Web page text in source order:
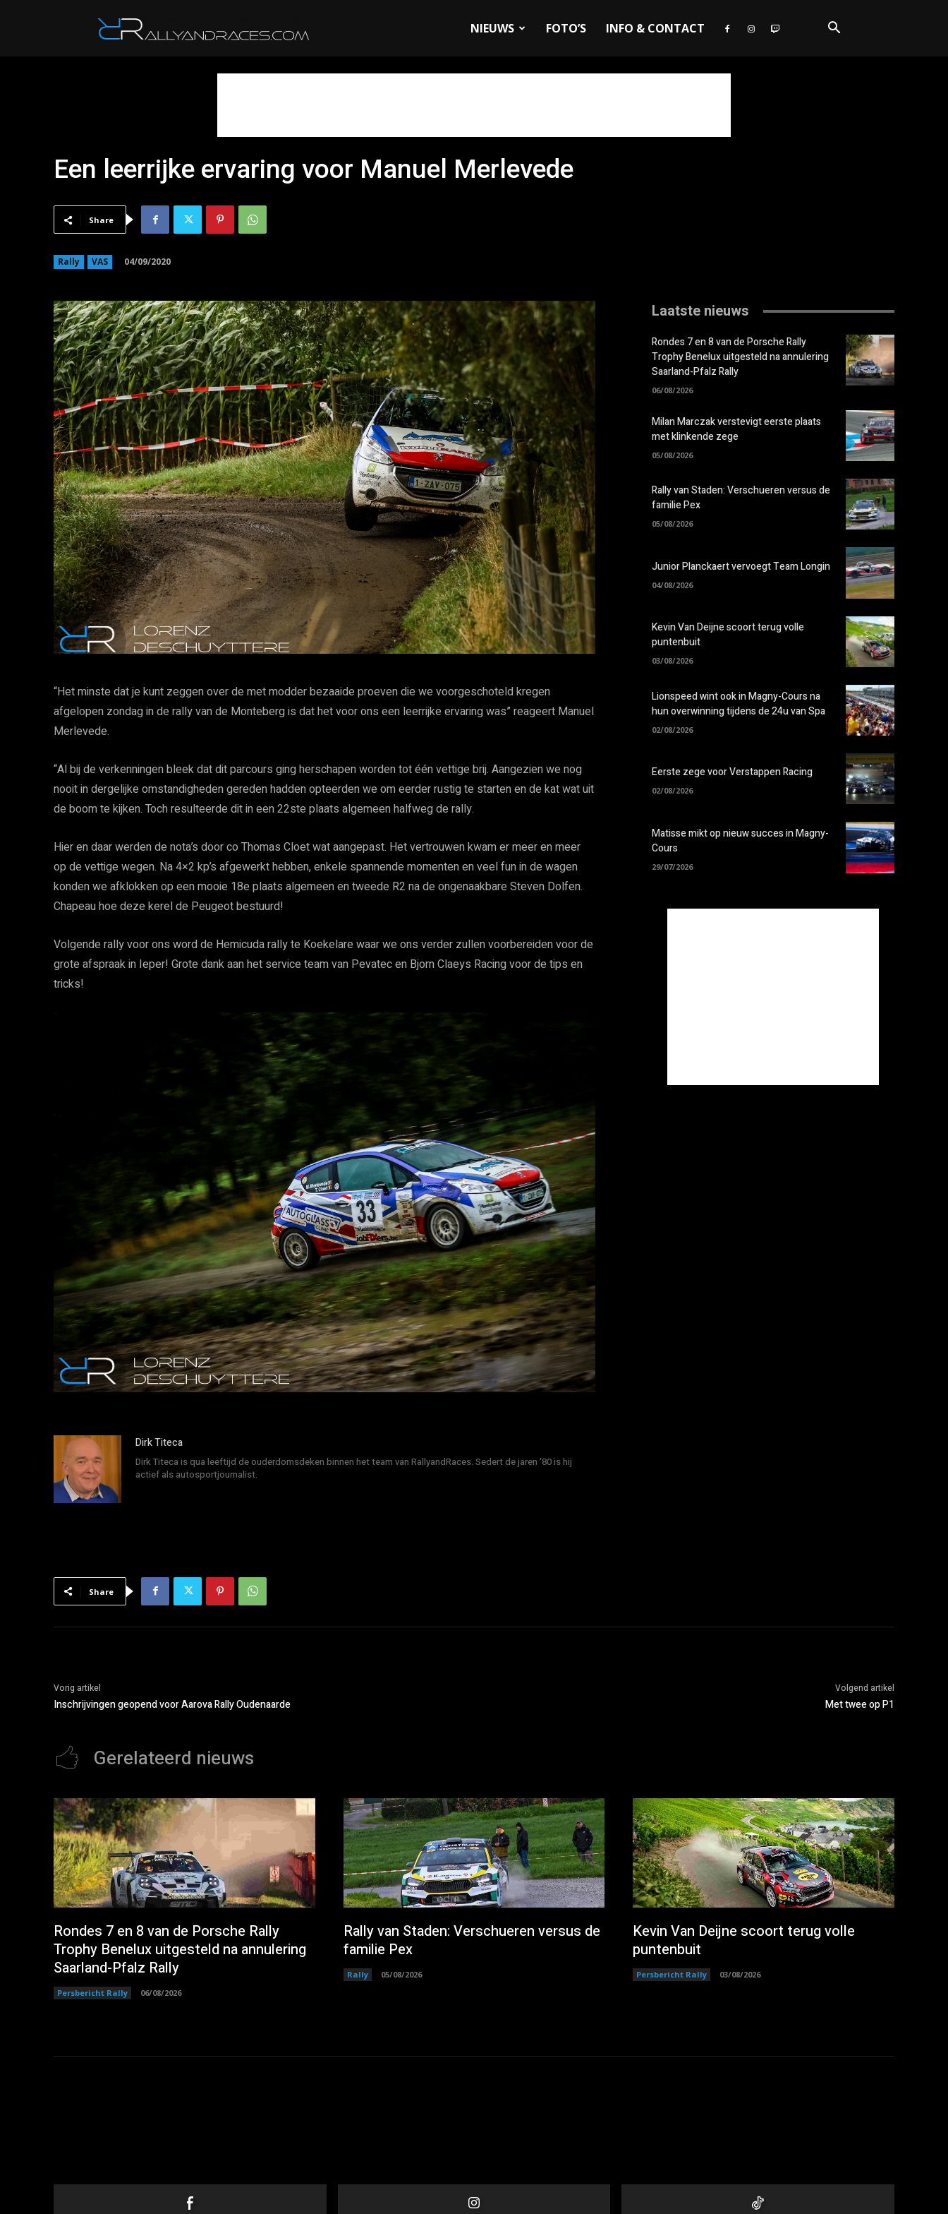
NIEUWS FOTO’S INFO & CONTACT
Een leerrijke ervaring voor Manuel Merlevede
Share
Rally VAS 04/09/2020
“Het minste dat je kunt zeggen over de met modder bezaaide proeven die we voorgeschoteld kregen
afgelopen zondag in de rally van de Monteberg is dat het voor ons een leerrijke ervaring was” reageert Manuel
Merlevede.
“Al bij de verkenningen bleek dat dit parcours ging herschapen worden tot één vettige brij. Aangezien we nog
nooit in dergelijke omstandigheden gereden hadden opteerden we om eerder rustig te starten en de kat wat uit
de boom te kijken. Toch resulteerde dit in een 22ste plaats algemeen halfweg de rally.
Hier en daar werden de nota’s door co Thomas Cloet wat aangepast. Het vertrouwen kwam er meer en meer
op de vettige wegen. Na 4×2 kp’s afgewerkt hebben, enkele spannende momenten en veel fun in de wagen
konden we afklokken op een mooie 18e plaats algemeen en tweede R2 na de ongenaakbare Steven Dolfen.
Chapeau hoe deze kerel de Peugeot bestuurd!
Volgende rally voor ons word de Hemicuda rally te Koekelare waar we ons verder zullen voorbereiden voor de
grote afspraak in Ieper! Grote dank aan het service team van Pevatec en Bjorn Claeys Racing voor de tips en
tricks!
Dirk Titeca
Dirk Titeca is qua leeftijd de ouderdomsdeken binnen het team van RallyandRaces. Sedert de jaren '80 is hij
actief als autosportjournalist.
Laatste nieuws
Rondes 7 en 8 van de Porsche Rally
Trophy Benelux uitgesteld na annulering
Saarland-Pfalz Rally
06/08/2026
Milan Marczak verstevigt eerste plaats
met klinkende zege
05/08/2026
Rally van Staden: Verschueren versus de
familie Pex
05/08/2026
Junior Planckaert vervoegt Team Longin
04/08/2026
Kevin Van Deijne scoort terug volle
puntenbuit
03/08/2026
Lionspeed wint ook in Magny-Cours na
hun overwinning tijdens de 24u van Spa
02/08/2026
Eerste zege voor Verstappen Racing
02/08/2026
Matisse mikt op nieuw succes in Magny-
Cours
29/07/2026
Share
Vorig artikel
Inschrijvingen geopend voor Aarova Rally Oudenaarde
Volgend artikel
Met twee op P1
Gerelateerd nieuws
Rondes 7 en 8 van de Porsche Rally
Trophy Benelux uitgesteld na annulering
Saarland-Pfalz Rally
Persbericht Rally 06/08/2026
Rally van Staden: Verschueren versus de
familie Pex
Rally 05/08/2026
Kevin Van Deijne scoort terug volle
puntenbuit
Persbericht Rally 03/08/2026